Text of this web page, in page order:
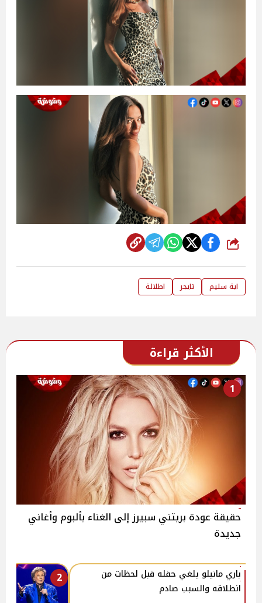
شارك
اية سليم تايجر اطلالة
الأكثر قراءة
1
حقيقة عودة بريتني سبيرز إلى الغناء بألبوم وأغاني
جديدة
2
باري مانيلو يلغي حفله قبل لحظات من
انطلاقه والسبب صادم